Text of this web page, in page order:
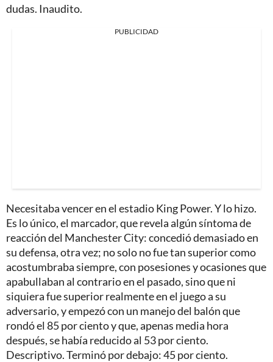
dudas. Inaudito.
PUBLICIDAD
Necesitaba vencer en el estadio King Power. Y lo hizo.
Es lo único, el marcador, que revela algún síntoma de
reacción del Manchester City: concedió demasiado en
su defensa, otra vez; no solo no fue tan superior como
acostumbraba siempre, con posesiones y ocasiones que
apabullaban al contrario en el pasado, sino que ni
siquiera fue superior realmente en el juego a su
adversario, y empezó con un manejo del balón que
rondó el 85 por ciento y que, apenas media hora
después, se había reducido al 53 por ciento.
Descriptivo. Terminó por debajo: 45 por ciento.